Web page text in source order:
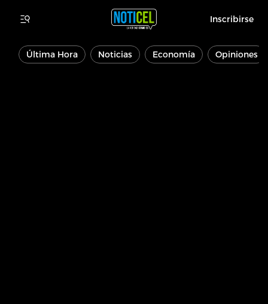
Inscribirse
Última Hora Noticias Economía Opiniones